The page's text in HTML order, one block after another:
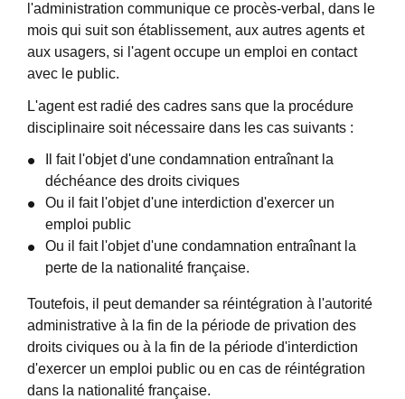
l'administration communique ce procès-verbal, dans le
mois qui suit son établissement, aux autres agents et
aux usagers, si l'agent occupe un emploi en contact
avec le public.
L'agent est radié des cadres sans que la procédure
disciplinaire soit nécessaire dans les cas suivants :
Il fait l'objet d'une condamnation entraînant la
déchéance des droits civiques
Ou il fait l'objet d'une interdiction d'exercer un
emploi public
Ou il fait l'objet d'une condamnation entraînant la
perte de la nationalité française.
Toutefois, il peut demander sa réintégration à l'autorité
administrative à la fin de la période de privation des
droits civiques ou à la fin de la période d'interdiction
d'exercer un emploi public ou en cas de réintégration
dans la nationalité française.